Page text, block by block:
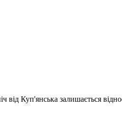
Куп'янська залишається